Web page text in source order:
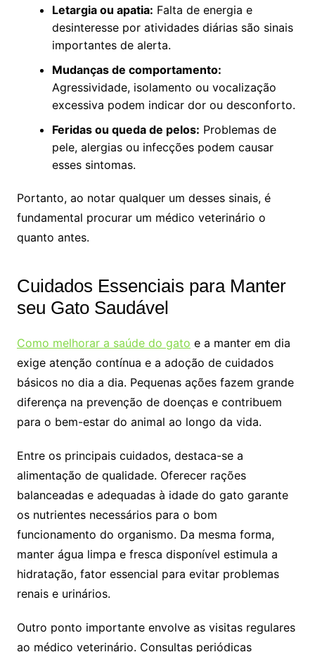
Letargia ou apatia: Falta de energia e
desinteresse por atividades diárias são sinais
importantes de alerta.
Mudanças de comportamento:
Agressividade, isolamento ou vocalização
excessiva podem indicar dor ou desconforto.
Feridas ou queda de pelos: Problemas de
pele, alergias ou infecções podem causar
esses sintomas.
Portanto, ao notar qualquer um desses sinais, é
fundamental procurar um médico veterinário o
quanto antes.
Cuidados Essenciais para Manter
seu Gato Saudável
Como melhorar a saúde do gato e a manter em dia
exige atenção contínua e a adoção de cuidados
básicos no dia a dia. Pequenas ações fazem grande
diferença na prevenção de doenças e contribuem
para o bem-estar do animal ao longo da vida.
Entre os principais cuidados, destaca-se a
alimentação de qualidade. Oferecer rações
balanceadas e adequadas à idade do gato garante
os nutrientes necessários para o bom
funcionamento do organismo. Da mesma forma,
manter água limpa e fresca disponível estimula a
hidratação, fator essencial para evitar problemas
renais e urinários.
Outro ponto importante envolve as visitas regulares
ao médico veterinário. Consultas periódicas